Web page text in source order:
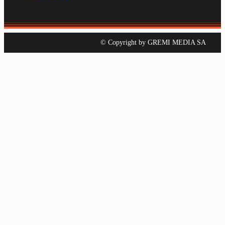
© Copyright by GREMI MEDIA SA